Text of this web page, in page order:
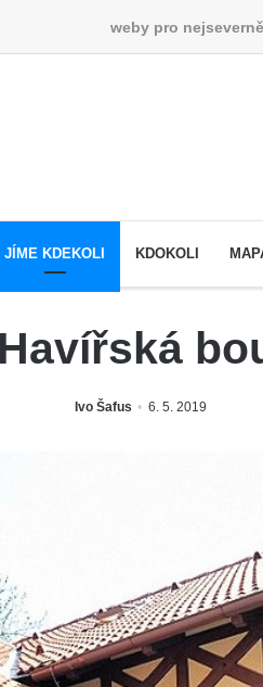
weby pro
JÍME KDEKOLI KDOKOLI
Ivo Šafus 6. 5. 2019